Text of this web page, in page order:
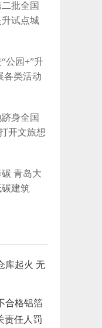
批全国
试点城
公园+”升
各类活动
身全国
开文旅想
青岛大
建筑
库起火 无
合格铝箔
责任人罚